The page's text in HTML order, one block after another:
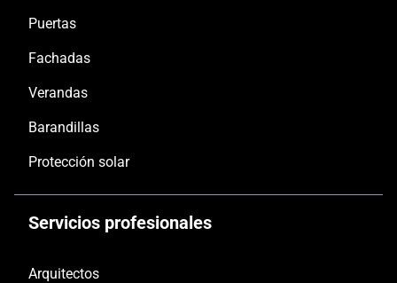
Puertas
Fachadas
Verandas
Barandillas
Protección solar
Servicios profesionales
Arquitectos